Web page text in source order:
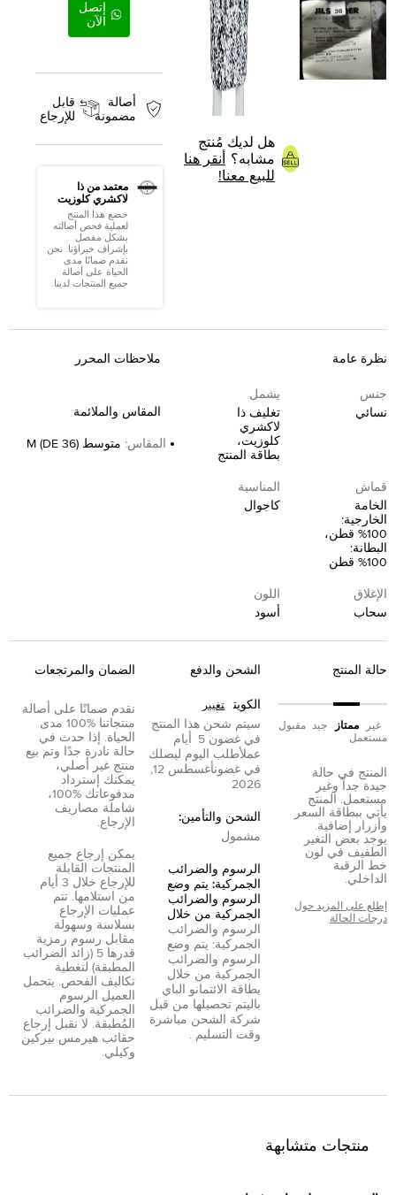
هل لديك مُنتج
مشابه؟
أنقر هنا
للبيع معنا!
إتصل
الآن
أصالة
مضمونة
قابل
للإرجاع
معتمد من ذا
لاكشري كلوزيت
خضع هذا المنتج
لعملية فحص أصالته
بشكل مفصل
بإشراف خبراؤنا. نحن
نقدم ضمانًا مدى
الحياة على أصالة
جميع المنتجات لدينا.
نظرة عامة
جنس
نسائي
يشمل
تغليف ذا
لاكشري
كلوزيت،
بطاقة المنتج
قماش
الخامة
الخارجية:
100% قطن،
البطانة:
100% قطن
المناسبة
كاجوال
الإغلاق
سحاب
اللون
أسود
ملاحظات المحرر
المقاس والملائمة
المقاس: متوسط M (DE 36)
حالة المنتج
غير
مستعمل
ممتاز جيد مقبول
المنتج في حالة
جيدة جداً وغير
مستعمل. المنتج
يأتي ببطاقة السعر
وأزرار إضافية.
يوجد بعض التغير
الطفيف في لون
خط الرقبة
الداخلي.
إطلع على المزيد حول
درجات الحالة
الشحن والدفع
الكويت تغيير
سيتم شحن هذا المنتج
في غضون 5
أيام
عملأطلب اليوم ليصلك
في غضون
أغسطس 12,
2026
الشحن والتأمين:
مشمول
الرسوم والضرائب
الجمركية: يتم وضع
الرسوم والضرائب
الجمركية من خلال
الرسوم والضرائب
الجمركية: يتم وضع
الرسوم والضرائب
الجمركية من خلال
بطاقة الائتمانو
الباي
باليتم تحصيلها من قبل
شركة الشحن مباشرة
وقت التسليم .
الضمان والمرتجعات
نقدم ضمانًا على أصالة
منتجاتنا %100 مدى
الحياة. إذا حدث في
حالة نادرة جدًا وتم بيع
منتج غير أصلي،
يمكنك إسترداد
مدفوعاتك %100،
شاملة مصاريف
الإرجاع.
يمكن إرجاع جميع
المنتجات القابلة
للإرجاع خلال 3 أيام
من استلامها. تتم
عمليات الإرجاع
بسلاسة وسهولة
مقابل رسوم رمزية
قدرها 5 (زائد الضرائب
المطبقة) لتغطية
تكاليف الفحص. يتحمل
العميل الرسوم
الجمركية والضرائب
المُطبقة. لا نقبل إرجاع
حقائب هيرمس بيركين
وكيلي.
منتجات متشابهة